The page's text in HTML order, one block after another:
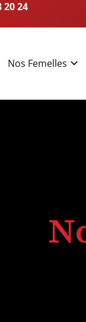
20 24
Nos Femelles